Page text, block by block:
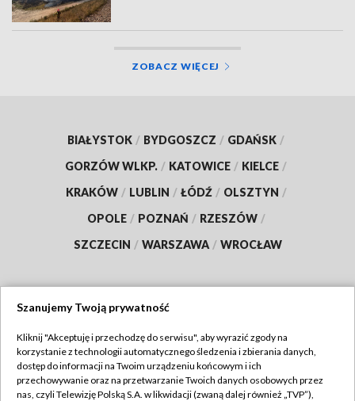
ZOBACZ WIĘCEJ
BIAŁYSTOK / BYDGOSZCZ / GDAŃSK /
GORZÓW WLKP. / KATOWICE / KIELCE /
KRAKÓW / LUBLIN / ŁÓDŹ / OLSZTYN /
OPOLE / POZNAŃ / RZESZÓW /
SZCZECIN / WARSZAWA / WROCŁAW
TVP
Abonament TVP
Regulamin TVP
Szanujemy Twoją prywatność
Kliknij "Akceptuję i przechodzę do serwisu", aby wyrazić zgody na
korzystanie z technologii automatycznego śledzenia i zbierania danych,
dostęp do informacji na Twoim urządzeniu końcowym i ich
przechowywanie oraz na przetwarzanie Twoich danych osobowych przez
nas, czyli Telewizję Polską S.A. w likwidacji (zwaną dalej również „TVP”),